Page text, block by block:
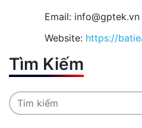
Email: info@gptek.vn
Website: https://
Tìm Kiếm